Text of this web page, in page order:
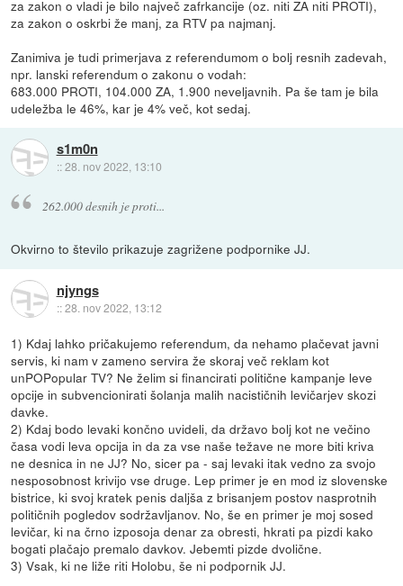
za zakon o vladi je bilo največ zafrkancije (oz. niti ZA niti PROTI),
za zakon o oskrbi že manj, za RTV pa najmanj.
Zanimiva je tudi primerjava z referendumom o bolj resnih zadevah,
npr. lanski referendum o zakonu o vodah:
683.000 PROTI, 104.000 ZA, 1.900 neveljavnih. Pa še tam je bila
udeležba le 46%, kar je 4% več, kot sedaj.
s1m0n
::28. nov 2022, 13:10
262.000 desnih je proti...
Okvirno to število prikazuje zagrižene podpornike JJ.
njyngs
::28. nov 2022, 13:12
1) Kdaj lahko pričakujemo referendum, da nehamo plačevat javni
servis, ki nam v zameno servira že skoraj več reklam kot
unPOPopular TV? Ne želim si financirati politične kampanje leve
opcije in subvencionirati šolanja malih nacističnih levičarjev skozi
davke.
2) Kdaj bodo levaki končno uvideli, da državo bolj kot ne večino
časa vodi leva opcija in da za vse naše težave ne more biti kriva
ne desnica in ne JJ? No, sicer pa - saj levaki itak vedno za svojo
nesposobnost krivijo vse druge. Lep primer je en mod iz slovenske
bistrice, ki svoj kratek penis daljša z brisanjem postov nasprotnih
političnih pogledov sodržavljanov. No, še en primer je moj sosed
levičar, ki na črno izposoja denar za obresti, hkrati pa pizdi kako
bogati plačajo premalo davkov. Jebemti pizde dvolične.
3) Vsak, ki ne liže riti Holobu, še ni podpornik JJ.